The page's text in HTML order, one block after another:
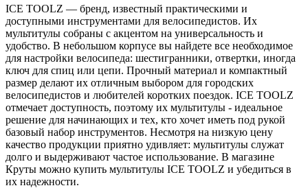
ICE TOOLZ — бренд, известный практическими и
доступными инструментами для велосипедистов. Их
мультитулы собраны с акцентом на универсальность и
удобство. В небольшом корпусе вы найдете все необходимое
для настройки велосипеда: шестигранники, отвертки, иногда
ключ для спиц или цепи. Прочный материал и компактный
размер делают их отличным выбором для городских
велосипедистов и любителей коротких поездок. ICE TOOLZ
отмечает доступность, поэтому их мультитулы - идеальное
решение для начинающих и тех, кто хочет иметь под рукой
базовый набор инструментов. Несмотря на низкую цену
качество продукции приятно удивляет: мультитулы служат
долго и выдерживают частое использование. В магазине
Круты можно купить мультитулы ICE TOOLZ и убедиться в
их надежности.